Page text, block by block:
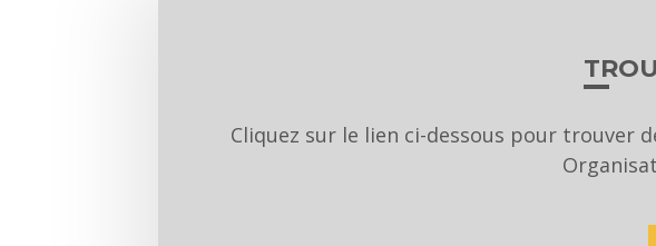
Cliquez sur le lien ci-dessous pour trouver